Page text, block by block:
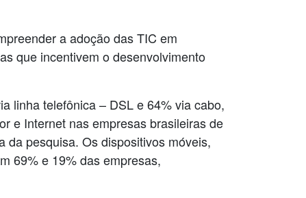
a adoção das TIC em
que incentivem o desenvolvimento
linha telefônica – DSL e 64% via cabo,
e Internet nas empresas brasileiras de
da pesquisa. Os dispositivos móveis,
69% e 19% das empresas,